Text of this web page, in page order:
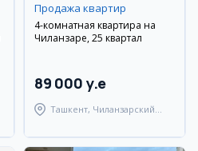
Продажа квартир
4-комнатная квартира на
Чиланзаре, 25 квартал
89 000 y.e
Ташкент, Чиланзарский